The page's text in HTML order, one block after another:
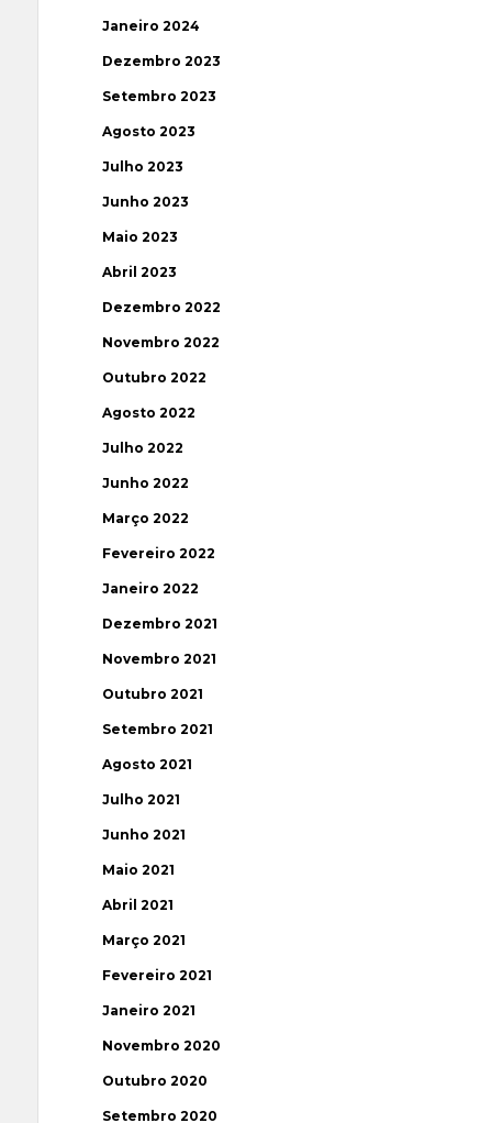
Janeiro 2024
Dezembro 2023
Setembro 2023
Agosto 2023
Julho 2023
Junho 2023
Maio 2023
Abril 2023
Dezembro 2022
Novembro 2022
Outubro 2022
Agosto 2022
Julho 2022
Junho 2022
Março 2022
Fevereiro 2022
Janeiro 2022
Dezembro 2021
Novembro 2021
Outubro 2021
Setembro 2021
Agosto 2021
Julho 2021
Junho 2021
Maio 2021
Abril 2021
Março 2021
Fevereiro 2021
Janeiro 2021
Novembro 2020
Outubro 2020
Setembro 2020